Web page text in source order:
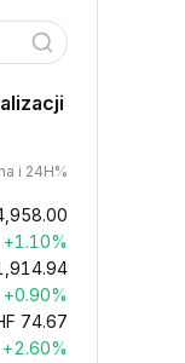
i 24H%
+1.10%
+0.90%
74.67
+2.60%